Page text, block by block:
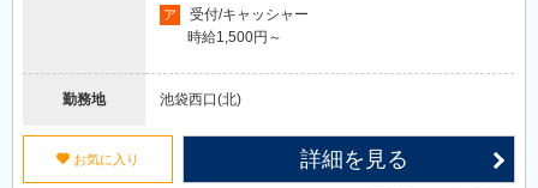
ア
受付/キャッシャー
時給1,500円～
勤務地 池袋西口(北)
u お気に入り 詳細を見る